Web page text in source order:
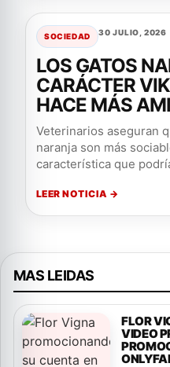
SOCIEDAD 30 JULIO, 2026
LOS GATOS
CARÁCTER
HACE MÁS
Veterinarios aseguran
naranja son más
característica que
LEER NOTICIA →
MAS LEIDAS
FLOR
VIDEO